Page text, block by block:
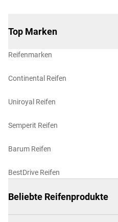
Top Marken
Reifenmarken
Continental Reifen
Uniroyal Reifen
Semperit Reifen
Barum Reifen
BestDrive Reifen
Beliebte Reifenprodukte